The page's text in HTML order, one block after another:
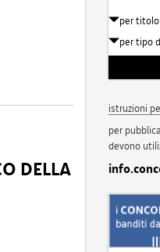
DELLA
per
per tipo
istruzioni
per
devono